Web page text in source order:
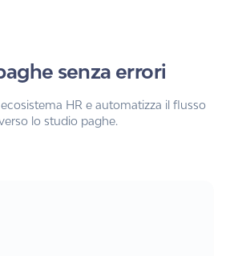
senza errori
HR e automatizza il flusso
lo studio paghe.